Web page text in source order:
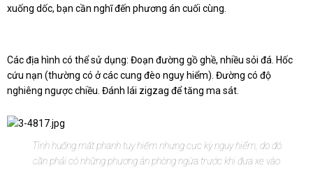
xuống dốc, bạn cần nghĩ đến phương án cuối cùng.
Các địa hình có thể sử dụng: Đoạn đường gồ ghề, nhiều sỏi đá. Hốc
cứu nạn (thường có ở các cung đèo nguy hiểm). Đường có độ
nghiêng ngược chiều. Đánh lái zigzag để tăng ma sát.
Tình huống mất phanh tuy hiếm nhưng cực kỳ nguy hiểm, do đó
cần phải có những phương án phòng ngừa trước khi đưa xe vào